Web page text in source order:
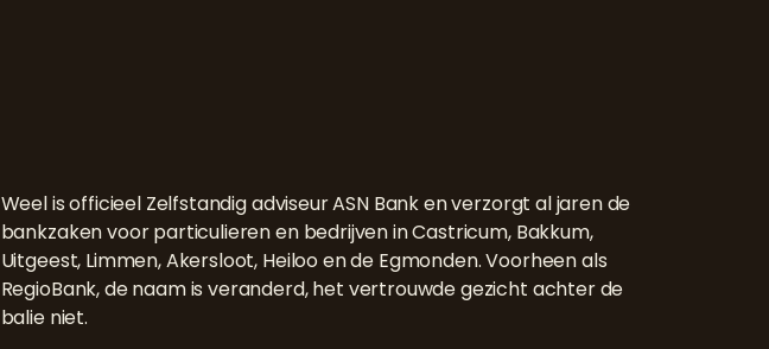
Weel is officieel Zelfstandig adviseur ASN Bank en verzorgt al jaren de
bankzaken voor particulieren en bedrijvenin Castricum, Bakkum,
Uitgeest, Limmen, Akersloot, Heiloo en de Egmonden. Voorheen als
RegioBank, de naam is veranderd, het vertrouwde gezicht achter de
balie niet.